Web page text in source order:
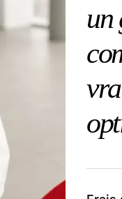
un